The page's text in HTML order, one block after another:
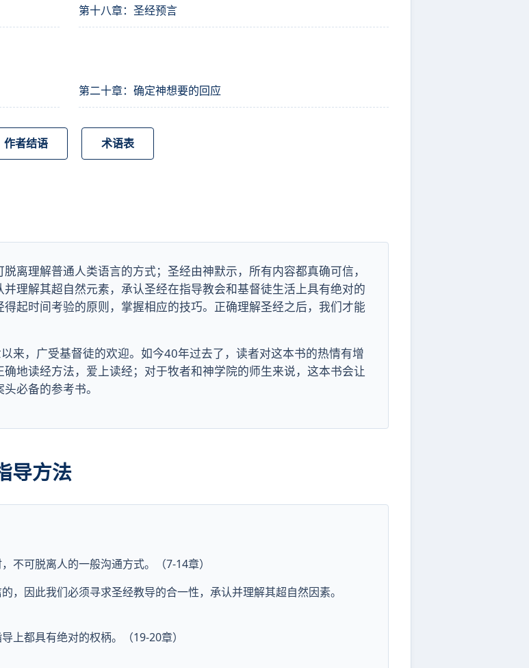
第十八章：圣经预言
第二十章：确定神想要的回应
作者结语 术语表
离理解普通人类语言的方式；圣经由神默示，所有内容都真确可信，
理解其超自然元素，承认圣经在指导教会和基督徒生活上具有绝对的
起时间考验的原则，掌握相应的技巧。正确理解圣经之后，我们才能
来，广受基督徒的欢迎。如今40年过去了，读者对这本书的热情有增
地读经方法，爱上读经；对于牧者和神学院的师生来说，这本书会让
必备的参考书。
导方法
不可脱离人的一般沟通方式。（7-14章）
，因此我们必须寻求圣经教导的合一性，承认并理解其超自然因素。
上都具有绝对的权柄。（19-20章）